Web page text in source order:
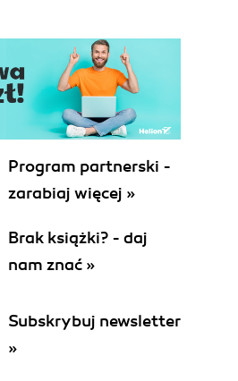
Program partnerski -
zarabiaj więcej »
Brak książki? - daj
nam znać »
Subskrybuj newsletter
»